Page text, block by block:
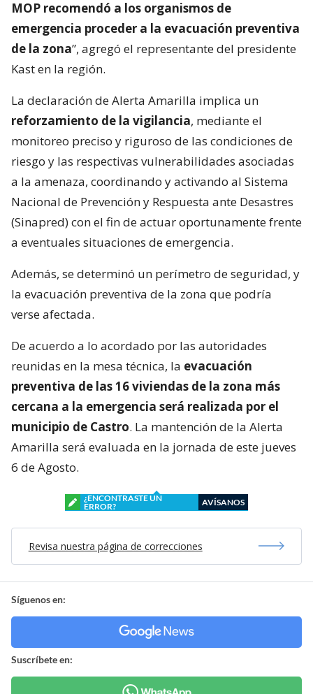
podrá determinarse con claridad una evaluación
estructural definitiva en la zona. Por ello, ante el
riesgo para infraestructura pública y para terceros
ubicados aguas abajo, por el estado de la amenaza,
MOP recomendó a los organismos de
emergencia proceder a la evacuación preventiva
de la zona ”, agregó el representante del presidente
Kast en la región.
La declaración de Alerta Amarilla implica un
reforzamiento de la vigilancia, mediante el
monitoreo preciso y riguroso de las condiciones de
a la amenaza, coordinando y activando al Sistema
Nacional de Prevención y Respuesta ante Desastres
(Sinapred) con el fin de actuar oportunamente frente
a eventuales situaciones de emergencia.
Además, se determinó un perímetro de seguridad, y
la evacuación preventiva de la zona que podría
verse afectada.
De acuerdo a lo acordado por las autoridades
reunidas en la mesa técnica, la
preventiva de las 16 viviendas de la zona más
cercana a la emergencia será realizada por el
municipio de Castro. La mantención de la Alerta
Amarilla será evaluada en la jornada de este jueves
6 de Agosto.
Revisa nuestra página de correcciones